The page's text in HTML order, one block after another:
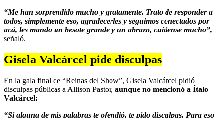
“Me han sorprendido mucho y gratamente. Trato de responder a
todos, simplemente eso, agradecerles y seguimos conectados por
acá, les mando un besote grande y un abrazo, cuídense mucho”,
señaló.
Gisela Valcárcel pide disculpas
En la gala final de “Reinas del Show”, Gisela Valcárcel pidió
disculpas públicas a Allison Pastor, aunque no mencionó a Ítalo
Valcárcel:
“Si alguna de mis palabras te ofendió, te pido disculpas. Para eso